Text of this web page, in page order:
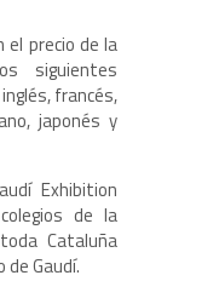
el precio de la
siguientes
francés,
japonés y
Exhibition
de la
Cataluña
Gaudí.